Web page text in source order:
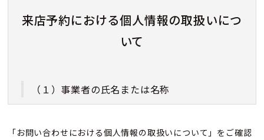
来店予約における個人情報の取扱いにつ
いて
（１）事業者の氏名または名称
「お問い合わせにおける個人情報の取扱いについて」をご確認